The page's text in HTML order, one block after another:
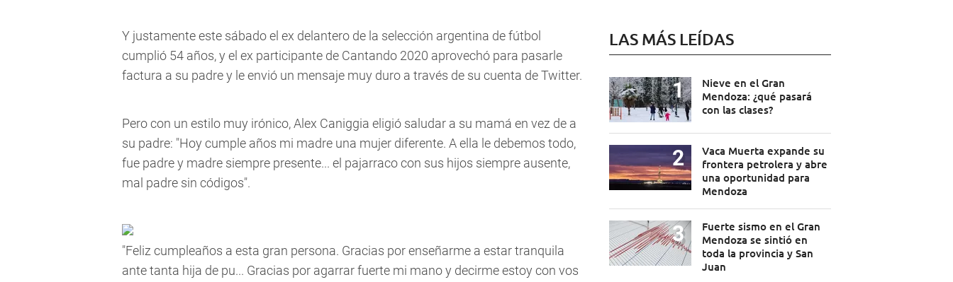
Y justamente este sábado el ex delantero de la selección argentina de fútbol
cumplió 54 años, y el ex participante de Cantando 2020 aprovechó para pasarle
factura a su padre y le envió un mensaje muy duro a través de su cuenta de Twitter.
Pero con un estilo muy irónico, Alex Caniggia eligió saludar a su mamá en vez de a
su padre: "Hoy cumple años mi madre una mujer diferente. A ella le debemos todo,
fue padre y madre siempre presente... el pajarraco con sus hijos siempre ausente,
mal padre sin códigos".
"Feliz cumpleaños a esta gran persona. Gracias por enseñarme a estar tranquila
ante tanta hija de pu... Gracias por agarrar fuerte mi mano y decirme estoy con vos
LAS MÁS LEÍDAS
Nieve en el Gran
Mendoza: ¿qué pasará
con las clases?
Vaca Muerta expande su
frontera petrolera y abre
una oportunidad para
Mendoza
Fuerte sismo en el Gran
Mendoza se sintió en
toda la provincia y San
Juan